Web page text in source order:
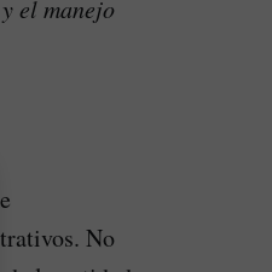
el manejo
No